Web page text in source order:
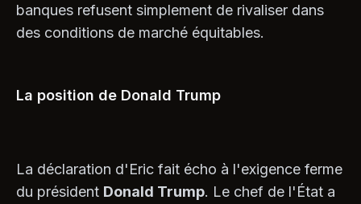
banques refusent simplement de rivaliser dans
des conditions de marché équitables.
La position de Donald Trump
La déclaration d'Eric fait écho à l'exigence ferme
du président Donald Trump. Le chef de l'État a